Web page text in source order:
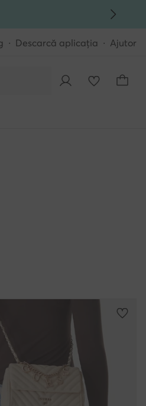
Descarcă aplicația Ajutor